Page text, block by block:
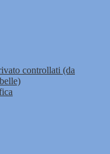
controllati (da